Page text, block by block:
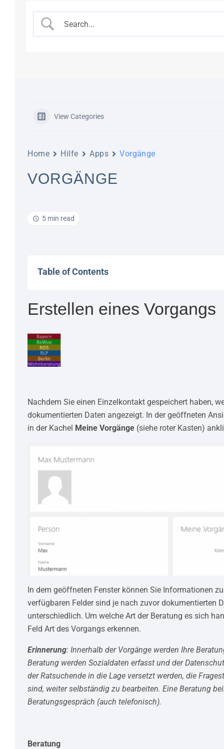
View Categories
Home Hilfe Apps Vorgänge
VORGÄNGE
5 min read
Table of Contents
Erstellen eines Vorgangs
Nachdem Sie einen Einzelkontakt gespeichert haben,
dokumentierten Daten angezeigt. In der geöffneten
in der Kachel Meine Vorgänge (siehe roter Kasten)
In dem geöffneten Fenster können Sie Informationen
verfügbaren Felder sind je nach zuvor dokumentierten
unterschiedlich. Um welche Art der Beratung es sich
Feld Art des Vorgangs erkennen.
Erinnerung: Innerhalb der Vorgänge werden Ihre
Beratung werden Sozialdaten erfasst und der
der Ratsuchende in die Lage versetzt werden, die
sind, weiter selbständig zu bearbeiten. Eine Beratung
Beratungsgespräch (auch telefonisch).
Beratung